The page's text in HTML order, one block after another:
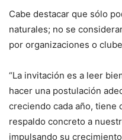
Cabe destacar que sólo
naturales; no se
por organizaciones o
“La invitación es a leer
hacer una postulación
creciendo cada año, tiene
respaldo concreto a
impulsando su